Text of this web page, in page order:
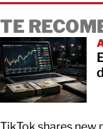
TE
TikTok shares new